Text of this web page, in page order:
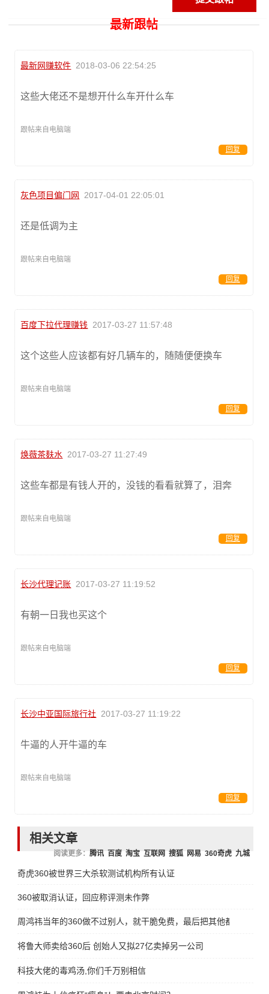
最新跟帖
最新网赚软件 2018-03-06 22:54:25
这些大佬还不是想开什么车开什么车
跟帖来自电脑端
回复
灰色项目偏门网 2017-04-01 22:05:01
还是低调为主
跟帖来自电脑端
回复
百度下拉代理赚钱 2017-03-27 11:57:48
这个这些人应该都有好几辆车的，随随便便换车
跟帖来自电脑端
回复
焕薇茶麸水 2017-03-27 11:27:49
这些车都是有钱人开的，没钱的看看就算了，泪奔
跟帖来自电脑端
回复
长沙代理记账 2017-03-27 11:19:52
有朝一日我也买这个
跟帖来自电脑端
回复
长沙中亚国际旅行社 2017-03-27 11:19:22
牛逼的人开牛逼的车
跟帖来自电脑端
回复
相关文章
阅读更多： 腾讯 百度 淘宝 互联网 搜狐 网易 360奇虎 九城
奇虎360被世界三大杀软测试机构所有认证
360被取消认证，回应称评测未作弊
周鸿祎当年的360做不过别人，就干脆免费，最后把其他都干掉
将鲁大师卖给360后 创始人又拟27亿卖掉另一公司
科技大佬的毒鸡汤,你们千万别相信